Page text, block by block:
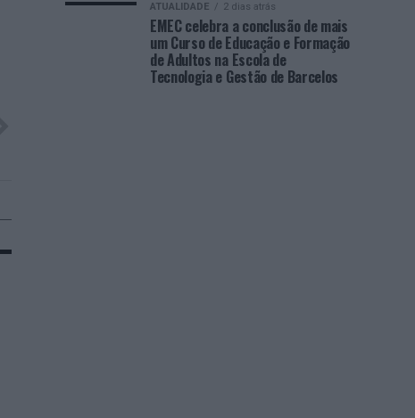
ATUALIDADE 2 dias atrás
EMEC celebra a conclusão de mais
um Curso de Educação e Formação
de Adultos na Escola de
Tecnologia e Gestão de Barcelos